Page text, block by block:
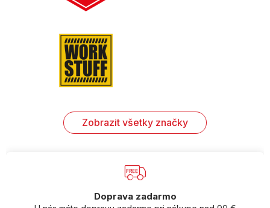
Zobrazit všetky značky
Doprava zadarmo